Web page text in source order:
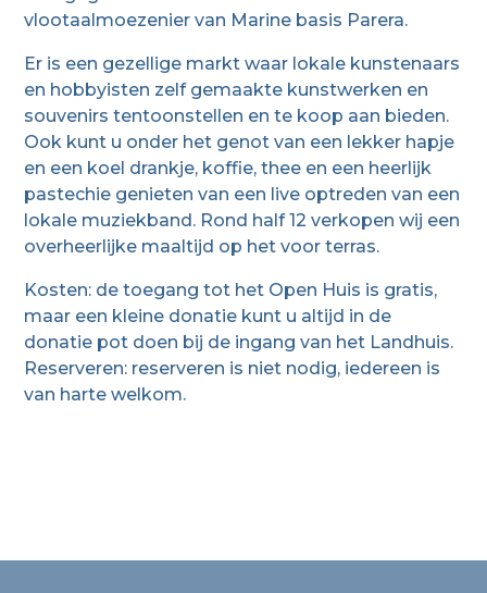
vlootaalmoezenier van Marine basis Parera.
Er is een gezellige markt waar lokale kunstenaars
en hobbyisten zelf gemaakte kunstwerken en
souvenirs tentoonstellen en te koop aan bieden.
Ook kunt u onder het genot van een lekker hapje
en een koel drankje, koffie, thee en een heerlijk
pastechie genieten van een live optreden van een
lokale muziekband. Rond half 12 verkopen wij een
overheerlijke maaltijd op het voor terras.
Kosten: de toegang tot het Open Huis is gratis,
maar een kleine donatie kunt u altijd in de
donatie pot doen bij de ingang van het Landhuis.
Reserveren: reserveren is niet nodig, iedereen is
van harte welkom.